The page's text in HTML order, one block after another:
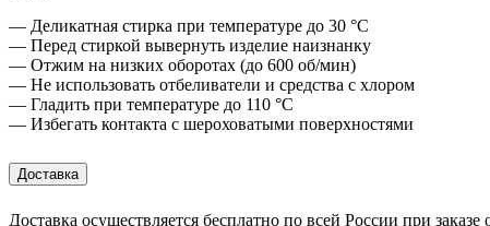
— Деликатная стирка при температуре до 30 °C
— Перед стиркой вывернуть изделие наизнанку
— Отжим на низких оборотах (до 600 об/мин)
— Не использовать отбеливатели и средства с хлором
— Гладить при температуре до 110 °C
— Избегать контакта с шероховатыми поверхностями
Доставка
Доставка осуществляется бесплатно по всей России при заказе